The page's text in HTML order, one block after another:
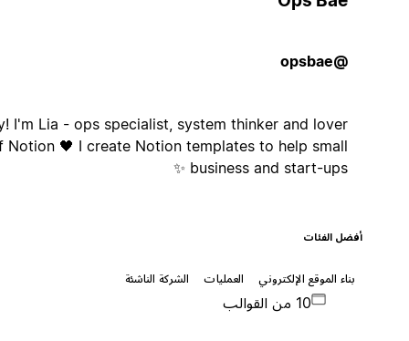
Hey! I'm Lia - ops specialist, system thinker and lover
of Notion 🖤 I create Notion templates to help small
business and start-ups ✨
أفضل الفئات
بناء الموقع الإلكتروني العمليات الشركة الناشئة